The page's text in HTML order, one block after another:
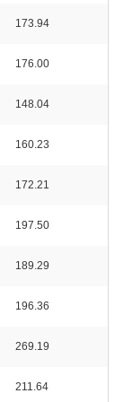
173.94
176.00
148.04
160.23
172.21
197.50
189.29
196.36
269.19
211.64